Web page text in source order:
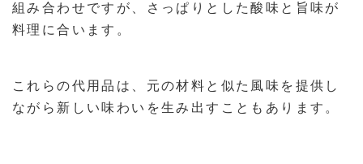
組み合わせですが、さっぱりとした酸味と旨味が
料理に合います。
これらの代用品は、元の材料と似た風味を提供し
ながら新しい味わいを生み出すこともあります。